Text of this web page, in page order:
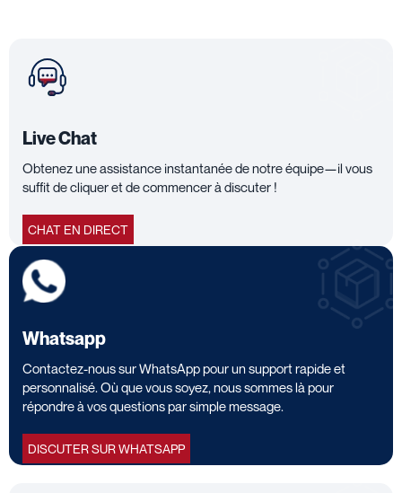
Live Chat
Obtenez une assistance instantanée de notre équipe—il vous
suffit de cliquer et de commencer à discuter !
CHAT EN DIRECT
Whatsapp
Contactez-nous sur WhatsApp pour un support rapide et
personnalisé. Où que vous soyez, nous sommes là pour
répondre à vos questions par simple message.
DISCUTER SUR WHATSAPP